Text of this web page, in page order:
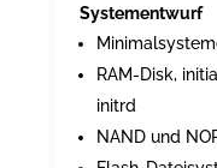
Systementwurf
RAM-Disk,
initrd
NAND und